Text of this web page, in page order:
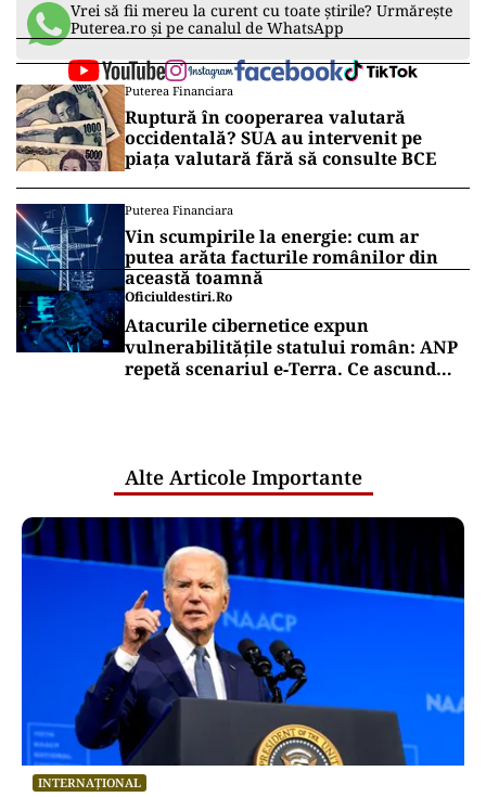
Vrei să fii mereu la curent cu toate știrile? Urmărește
Puterea.ro și pe canalul de WhatsApp
Puterea Financiara
Ruptură în cooperarea valutară
occidentală? SUA au intervenit pe
piața valutară fără să consulte BCE
Puterea Financiara
Vin scumpirile la energie: cum ar
putea arăta facturile românilor din
această toamnă
Oficiuldestiri.ro
Atacurile cibernetice expun
vulnerabilitățile statului român: ANP
repetă scenariul e‑Terra. Ce ascund
Alte Articole Importante
INTERNAȚIONAL